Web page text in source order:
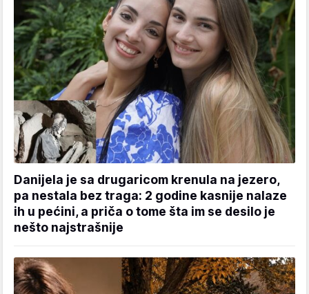
Danijela je sa drugaricom krenula na jezero,
pa nestala bez traga: 2 godine kasnije nalaze
ih u pećini, a priča o tome šta im se desilo je
nešto najstrašnije